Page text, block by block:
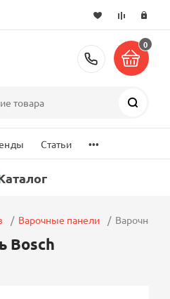
+7 (495)
0
Статьи ...
Варочные панели Варочная
Bosch